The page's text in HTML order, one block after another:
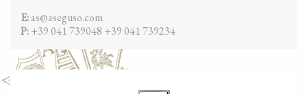
E:as@aseguso.com
P:+39 041 739048 +39 041 739234